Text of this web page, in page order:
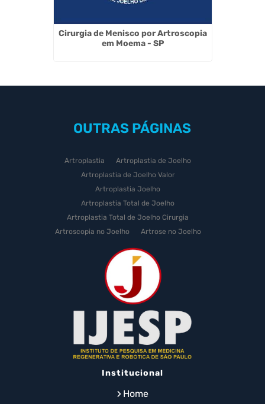
Cirurgia de Menisco por Artroscopia
em Moema - SP
OUTRAS PÁGINAS
Artroplastia
Artroplastia de Joelho
Artroplastia de Joelho Valor
Artroplastia Joelho
Artroplastia Total de Joelho
Artroplastia Total de Joelho Cirurgia
Artroscopia no Joelho
Artrose no Joelho
Artrose no Joelho Cirurgia
Artrose no Joelho Tratamento
Celulas Tronco Joelho
Celula Tronco Esporte
Cirurgia Artroplastia de Joelho
Cirurgia Artroplastia Joelho
Cirurgia Artrose Joelho Preço
Cirurgia de Artroscopia no Joelho
Cirurgia de Cartilagem do Joelho
Cirurgia de Joelho com Prótese
Institucional
Home